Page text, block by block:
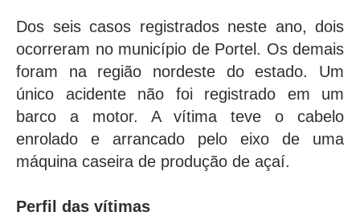
Dos seis casos registrados neste ano, dois
ocorreram no município de Portel. Os demais
foram na região nordeste do estado. Um
único acidente não foi registrado em um
barco a motor. A vítima teve o cabelo
enrolado e arrancado pelo eixo de uma
máquina caseira de produção de açaí.
Perfil das vítimas